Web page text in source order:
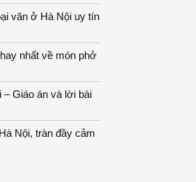
văn ở Hà Nội uy tín
nhất về món phở
Giáo án và lời bài
Nội, tràn đầy cảm